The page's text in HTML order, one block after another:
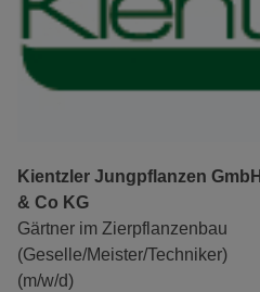
Kientzler Jungpflanzen GmbH
& Co KG
Gärtner im Zierpflanzenbau
(Geselle/Meister/Techniker)
(m/w/d)